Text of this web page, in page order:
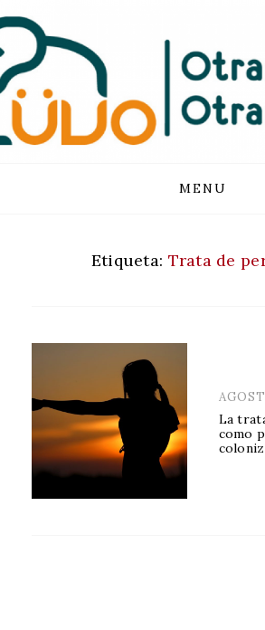
LUVO
MENU
Etiqueta: Trata de
ON
La
como